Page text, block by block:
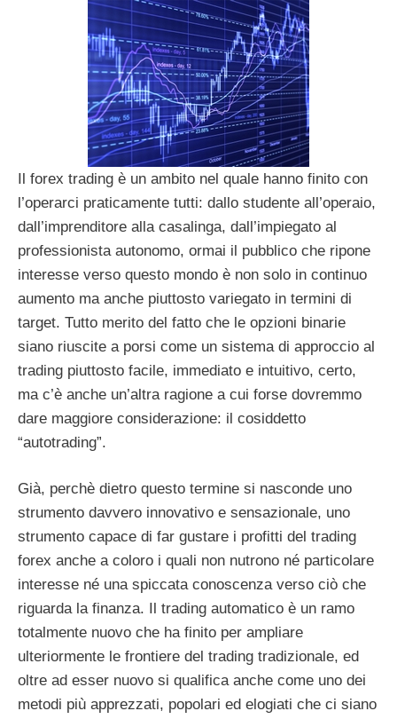
Il forex trading è un ambito nel quale hanno finito con
l’operarci praticamente tutti: dallo studente all’operaio,
dall’imprenditore alla casalinga, dall’impiegato al
professionista autonomo, ormai il pubblico che ripone
interesse verso questo mondo è non solo in continuo
aumento ma anche piuttosto variegato in termini di
target. Tutto merito del fatto che le opzioni binarie
siano riuscite a porsi come un sistema di approccio al
trading piuttosto facile, immediato e intuitivo, certo,
ma c’è anche un’altra ragione a cui forse dovremmo
dare maggiore considerazione: il cosiddetto
“autotrading”.
Già, perchè dietro questo termine si nasconde uno
strumento davvero innovativo e sensazionale, uno
strumento capace di far gustare i profitti del trading
forex anche a coloro i quali non nutrono né particolare
interesse né una spiccata conoscenza verso ciò che
riguarda la finanza. Il trading automatico è un ramo
totalmente nuovo che ha finito per ampliare
ulteriormente le frontiere del trading tradizionale, ed
oltre ad esser nuovo si qualifica anche come uno dei
metodi più apprezzati, popolari ed elogiati che ci siano